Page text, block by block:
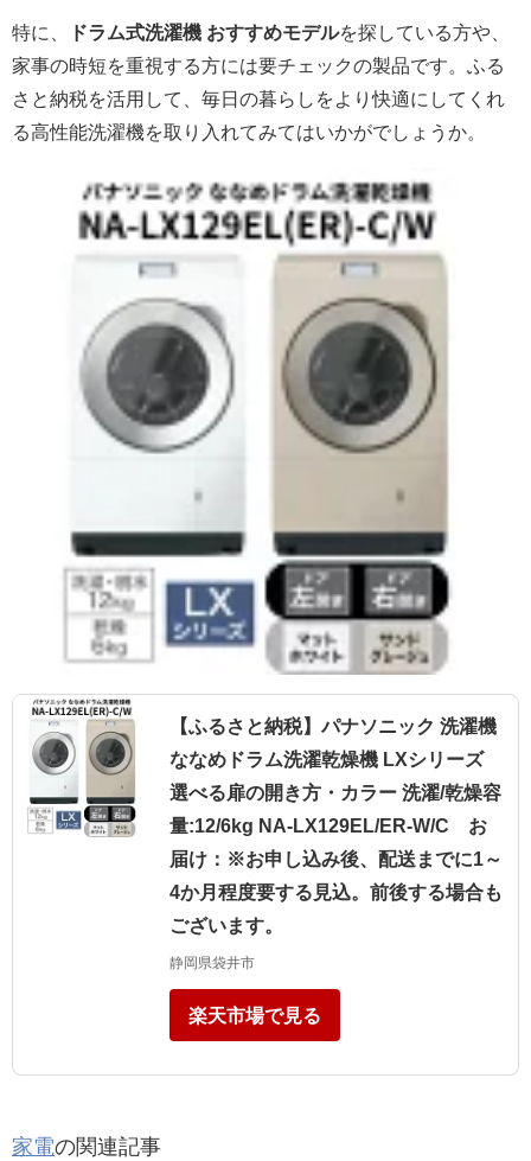
特に、 ドラム式洗濯機 おすすめモデルを探している方や、
家事の時短を重視する方には要チェックの製品です。ふる
さと納税を活用して、毎日の暮らしをより快適にしてくれ
る高性能洗濯機を取り入れてみてはいかがでしょうか。
【ふるさと納税】パナソニック 洗濯機
ななめドラム洗濯乾燥機 LXシリーズ
選べる扉の開き方・カラー 洗濯/乾燥容
量:12/6kg NA-LX129EL/ER-W/C お
届け：※お申し込み後、配送までに1～
4か月程度要する見込。前後する場合も
ございます。
静岡県袋井市
楽天市場で見る
家電の関連記事